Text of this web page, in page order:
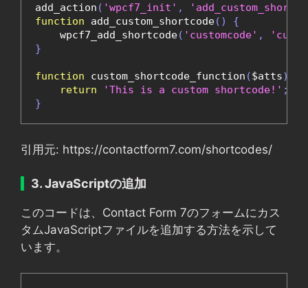
add_action ( 'wpcf7_init' ,
function add_custom_shortcode()
{
    wpcf7_add_shortcode
( 'customcode' ,
}
function custom_shortcode_function ($atts)
return
'This is a custom shortcode!' ;
}
引用元: https://contactform7.com/shortcodes/
3. JavaScriptの追加
このコードは、Contact Form 7のフォームにカス
タムJavaScriptファイルを追加する方法を示して
います。